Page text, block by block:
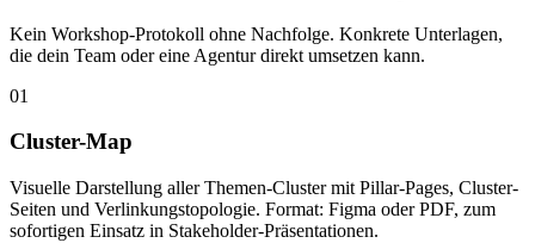
Kein Workshop-Protokoll ohne Nachfolge. Konkrete Unterlagen,
die dein Team oder eine Agentur direkt umsetzen kann.
01
Cluster-Map
Visuelle Darstellung aller Themen-Cluster mit Pillar-Pages, Cluster-
Seiten und Verlinkungstopologie. Format: Figma oder PDF, zum
sofortigen Einsatz in Stakeholder-Präsentationen.